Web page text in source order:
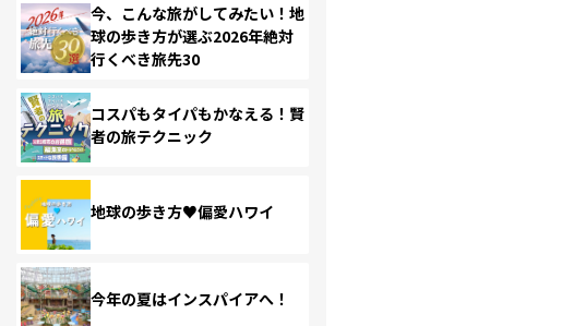
今、こんな旅がしてみたい！地
球の歩き方が選ぶ2026年絶対
行くべき旅先30
コスパもタイパもかなえる！賢
者の旅テクニック
地球の歩き方♥偏愛ハワイ
今年の夏はインスパイアへ！